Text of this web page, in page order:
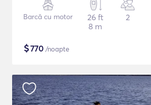
Barcă cu motor
26 ft
8 m
2
$770 /noapte